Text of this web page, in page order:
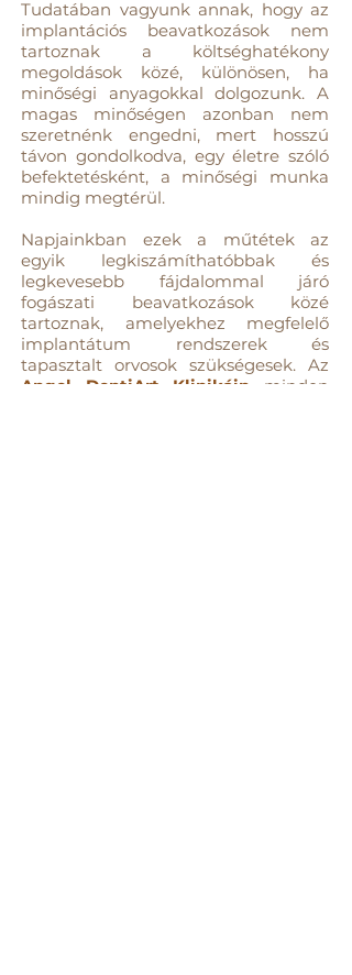
Tudatában vagyunk annak, hogy az
implantációs beavatkozások nem
tartoznak a költséghatékony
megoldások közé, különösen, ha
minőségi anyagokkal dolgozunk. A
magas minőségen azonban nem
szeretnénk engedni, mert hosszú
távon gondolkodva, egy életre szóló
befektetésként, a minőségi munka
mindig megtérül.
Napjainkban ezek a műtétek az
egyik legkiszámíthatóbbak és
legkevesebb fájdalommal járó
fogászati beavatkozások közé
tartoznak, amelyekhez megfelelő
implantátum rendszerek és
tapasztalt orvosok szükségesek. Az
Angel DentiArt
Klinikáin minden